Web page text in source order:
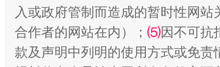
入或政府管制而造成的暂时性网
合作者的网站在内）； ⑸因不可抗
款及声明中列明的使用方式或免责